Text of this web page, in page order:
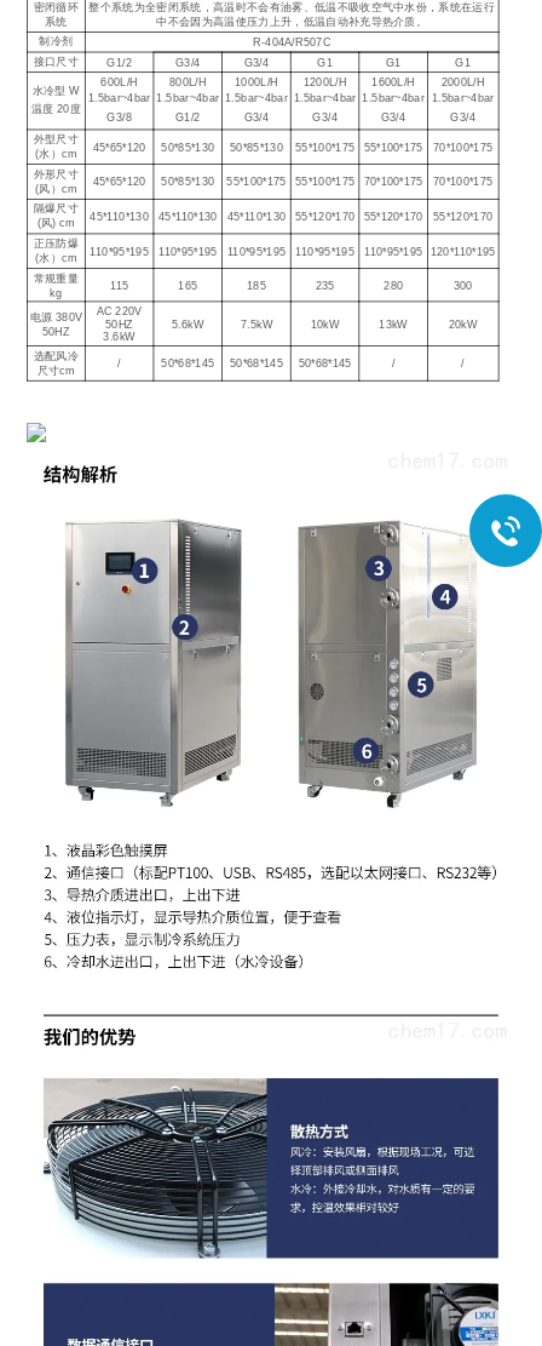
密闭循环
系统
整个系统为全密闭系统，高温时不会有油雾、低温不吸收空气中水份，系统在运行
中不会因为高温使压力上升，低温自动补充导热介质。
制冷剂
R-404A/R507C
接口尺寸
G1/2 G3/4 G3/4 G1 G1 G1
水冷型 W
温度 20度
600L/H
1.5bar~4bar
G3/8
800L/H
1.5bar~4bar
G1/2
1000L/H
1.5bar~4bar
G3/4
1200L/H
1.5bar~4bar
G3/4
1600L/H
1.5bar~4bar
G3/4
2000L/H
1.5bar~4bar
G3/4
外型尺寸
(水）cm
45*65*120 50*85*130 50*85*130 55*100*175 55*100*175 70*100*175
外形尺寸
(风）cm 45*65*120 50*85*130 55*100*175 55*100*175 70*100*175 70*100*175
隔爆尺寸
(风) cm
45*110*130 45*110*130 45*110*130 55*120*170 55*120*170 55*120*170
正压防爆
(水）cm 110*95*195 110*95*195 110*95*195 110*95*195 110*95*195 120*110*195
常规重量
kg
115 165 185 235 280 300
电源 380V
50HZ
AC 220V
50HZ
3.6kW
5.6kW 7.5kW 10kW 13kW 20kW
选配风冷
尺寸cm
/ 50*68*145 50*68*145 50*68*145 / /